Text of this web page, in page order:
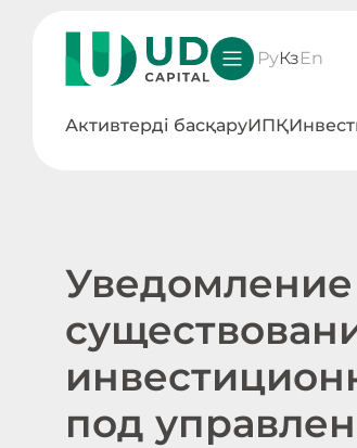
РуКзEn
Активтерді басқаруИПҚ
под